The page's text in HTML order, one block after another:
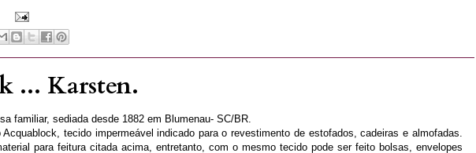
... Karsten.
familiar, sediada desde 1882 em Blumenau- SC/BR.
tecido impermeável indicado para o revestimento de estofados, cadeiras e almofadas.
para feitura citada acima, entretanto, com o mesmo tecido pode ser feito bolsas, envelopes